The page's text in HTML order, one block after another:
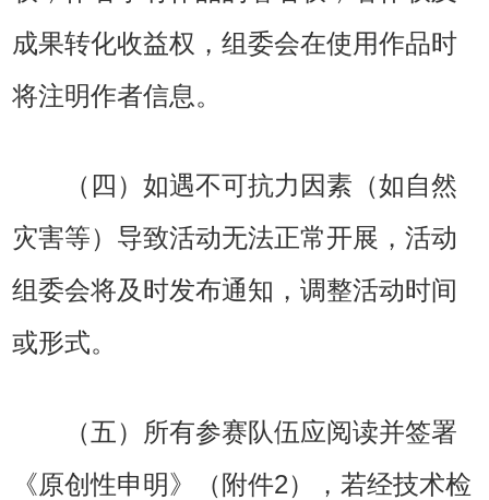
成果转化收益权，组委会在使用作品时
将注明作者信息。
（四）如遇不可抗力因素（如自然
灾害等）导致活动无法正常开展，活动
组委会将及时发布通知，调整活动时间
或形式。
（五）所有参赛队伍应阅读并签署
《原创性申明》（附件2），若经技术检